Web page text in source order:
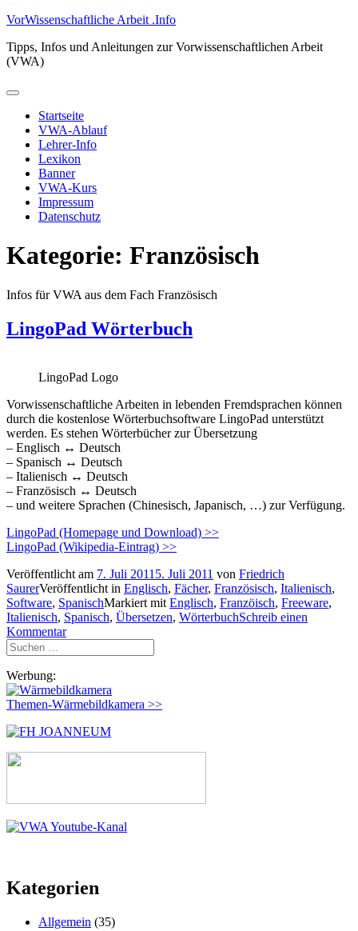
Zum
springen
VorWissenschaftliche Arbeit .Info
Tipps, Infos und Anleitungen zur Vorwissenschaftlichen Arbeit
(VWA)
Primäres
Startseite
VWA-Ablauf
Lehrer-Info
Lexikon
Banner
VWA-Kurs
Impressum
Datenschutz
Kategorie: Französisch
Infos für VWA aus dem Fach Französisch
LingoPad Wörterbuch
LingoPad Logo
Vorwissenschaftliche Arbeiten in lebenden Fremdsprachen können
durch die kostenlose Wörterbuchsoftware LingoPad unterstützt
werden. Es stehen Wörterbücher zur Übersetzung
– Englisch ↔ Deutsch
– Spanisch ↔ Deutsch
– Italienisch ↔ Deutsch
– Französisch ↔ Deutsch
– und weitere Sprachen (Chinesisch, Japanisch, …) zur Verfügung.
LingoPad (Homepage und Download) >>
LingoPad (Wikipedia-Eintrag) >>
Veröffentlicht am 7. Juli 2011 5. Juli 2011 von Friedrich
SaurerVeröffentlicht in Englisch, Fächer, Französisch, Italienisch,
Software, SpanischMarkiert mit Englisch, Franzöisch, Freeware,
Italienisch, Spanisch, Übersetzen, WörterbuchSchreib einen
Kommentar
Suchen
nach:
Werbung:
Themen-Wärmebildkamera >>
Kategorien
Allgemein (35)